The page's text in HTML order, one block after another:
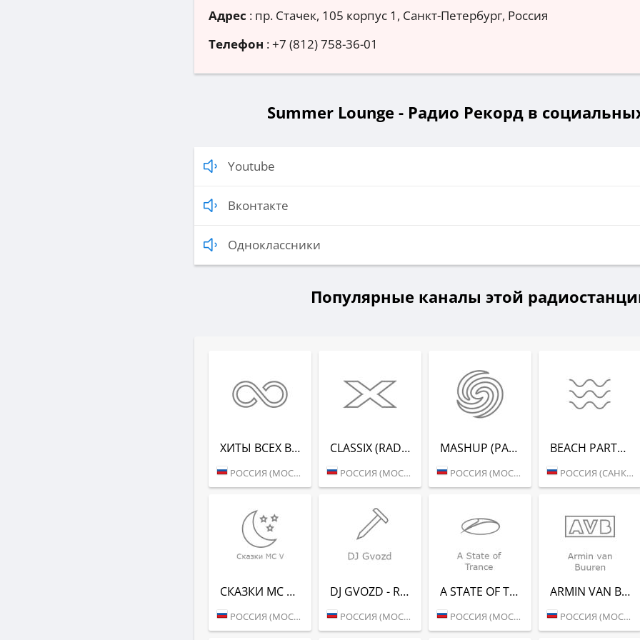
Адрес : пр. Стачек, 105 корпус 1, Санкт-Петербург, Россия
Телефон :+7 (812) 758-36-01
Summer Lounge - Радио Рекорд в
Youtube
Вконтакте
Одноклассники
Популярные каналы этой
ХИТЫ ВСЕХ ВРЕ­МЕН (RADIO RECORD)
РОССИЯ (МОСКВА)
CLASSIX (RADIO RECORD)
РОССИЯ (МОСКВА)
MASHUP (РАДИО РЕКОРД)
РОССИЯ (МОСКВА)
BEACH PARTY (РАДИО РЕКОРД)
РОССИЯ (САНКТ-ПЕТЕРБУРГ)
СКАЗ­КИ MC V (РАДИО РЕКОРД)
РОССИЯ (МОСКВА)
DJ GVOZD - RADIO RECORD
РОССИЯ (МОСКВА)
A STATE OF TRANCE - RADIO RECORD
РОССИЯ (МОСКВА)
ARMIN VAN BUUREN - RADIO RECORD
РОССИЯ (МОСКВА)